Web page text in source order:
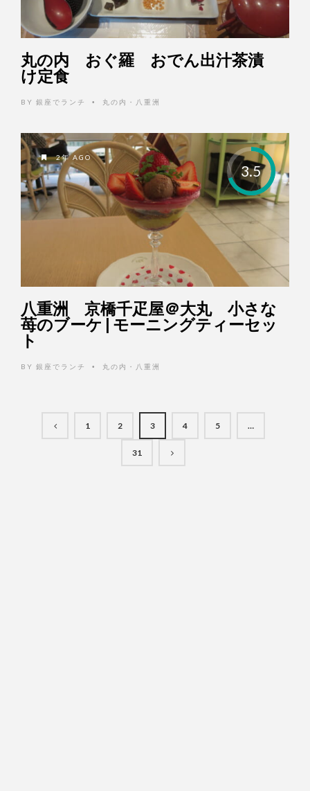
丸の内 おぐ羅 おでん出汁茶漬
け定食
BY 銀座でランチ • 丸の内・八重洲
3.5
2年 AGO
八重洲 京橋千疋屋＠大丸 小さな
苺のブーケ | モーニングティーセッ
ト
BY 銀座でランチ • 丸の内・八重洲
1 2 3 4 5 …
31